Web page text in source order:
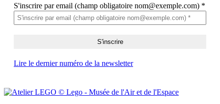
S'inscrire par email (champ obligatoire nom@exemple.com) *
Lire le dernier numéro de la newsletter